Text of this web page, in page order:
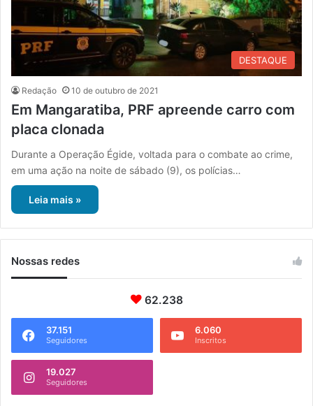
DESTAQUE
Redação 10 de outubro de 2021
Em Mangaratiba, PRF apreende carro com
placa clonada
Durante a Operação Égide, voltada para o combate ao crime,
em uma ação na noite de sábado (9), os polícias…
Leia mais »
Nossas redes
62.238
37.151
Seguidores
6.060
Inscritos
19.027
Seguidores